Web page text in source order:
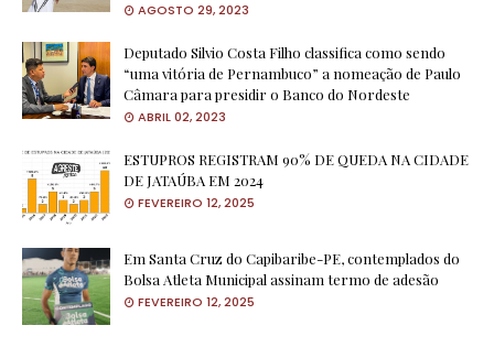
AGOSTO 29, 2023
Deputado Silvio Costa Filho classifica como sendo
“uma vitória de Pernambuco” a nomeação de Paulo
Câmara para presidir o Banco do Nordeste
ABRIL 02, 2023
ESTUPROS REGISTRAM 90% DE QUEDA NA CIDADE
DE JATAÚBA EM 2024
FEVEREIRO 12, 2025
Em Santa Cruz do Capibaribe-PE, contemplados do
Bolsa Atleta Municipal assinam termo de adesão
FEVEREIRO 12, 2025